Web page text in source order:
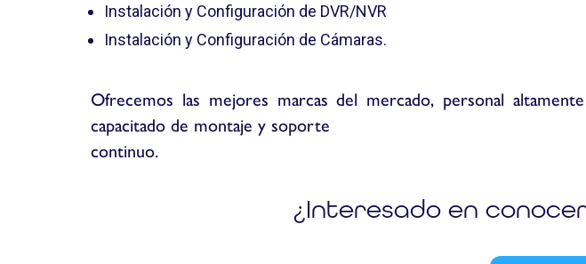
Instalación y Configuración de DVR/NVR
Instalación y Configuración de Cámaras.
Ofrecemos las mejores marcas del mercado, personal altamente
capacitado de montaje y soporte
continuo.
¿Interesado en